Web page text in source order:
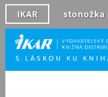
IKAR stonožka